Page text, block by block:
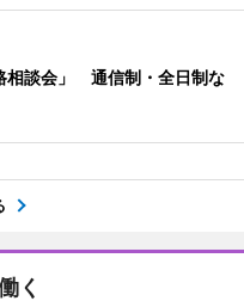
相談会」 通信制・全日制な
く